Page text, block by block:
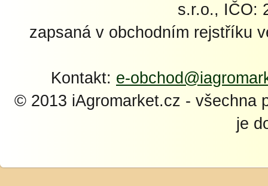
s.r.o., IČO:
zapsaná v obchodním rejstříku
Kontakt: e-
© 2013 iAgromarket.cz - všechna
je